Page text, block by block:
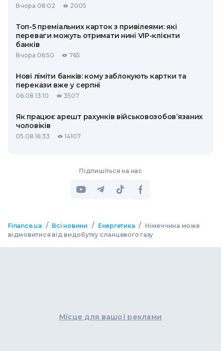
Вчора 08:02 2005
Топ-5 преміальних карток з привілеями: які
переваги можуть отримати нині VIP-клієнти
банків
Вчора 06:50 765
Нові ліміти банків: кому заблокують картки та
перекази вже у серпні
06.08 13:10 3507
Як працює арешт рахунків військовозобов’язаних
чоловіків
05.08 16:33 14107
Підпишіться на нас
Finance.ua / Всі новини / Енергетика / Німеччина може
відмовитися від видобутку сланцевого газу
Місце для вашої реклами